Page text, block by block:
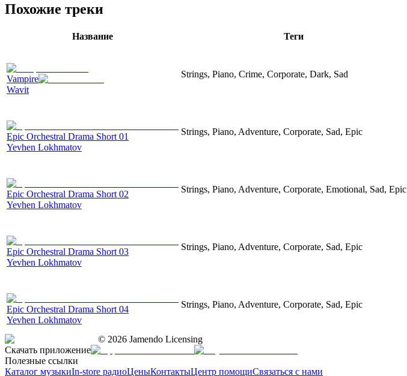
Похожие треки
Название Теги
Vampire
Wavit
Strings, Piano, Crime, Corporate, Dark, Sad
Epic Orchestral Drama Short 01
Yevhen Lokhmatov
Strings, Piano, Adventure, Corporate, Sad, Epic
Epic Orchestral Drama Short 02
Yevhen Lokhmatov
Strings, Piano, Adventure, Corporate, Emotional, Sad, Epic
Epic Orchestral Drama Short 03
Yevhen Lokhmatov
Strings, Piano, Adventure, Corporate, Sad, Epic
Epic Orchestral Drama Short 04
Yevhen Lokhmatov
Strings, Piano, Adventure, Corporate, Sad, Epic
© 2026 Jamendo Licensing
Скачать приложение
Полезные ссылки
Каталог музыкиIn-store радиоЦеныКонтактыЦентр помощиСвязаться с нами